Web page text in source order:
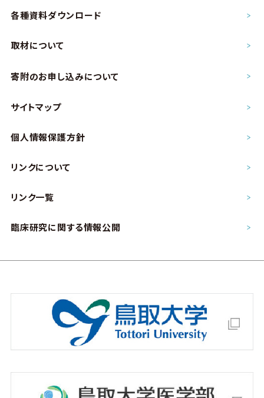
各種資料ダウンロード
取材について
寄附のお申し込みについて
サイトマップ
個人情報保護方針
リンクについて
リンク一覧
臨床研究に関する情報公開